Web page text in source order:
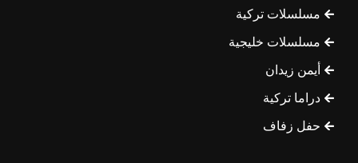
مسلسلات تركية
مسلسلات خليجية
أيمن زيدان
دراما تركية
حفل زفاف